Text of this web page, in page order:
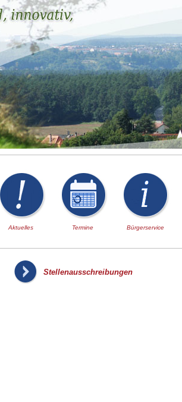
Aktuelles Termine Bürgerservice
Stellenausschreibungen